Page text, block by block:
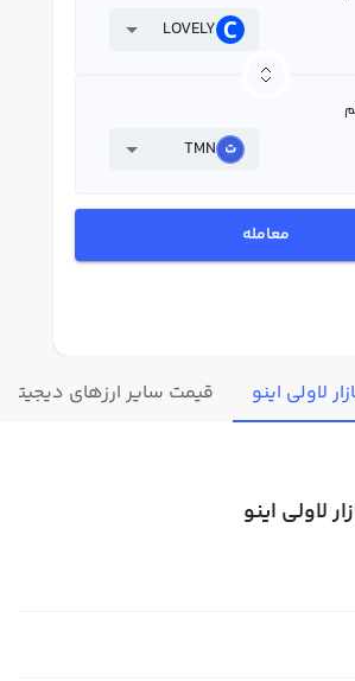
LOVELY
TMN
معامله
لاولی اینو قیمت سایر ارزهای دیجیتال
لاولی اینو